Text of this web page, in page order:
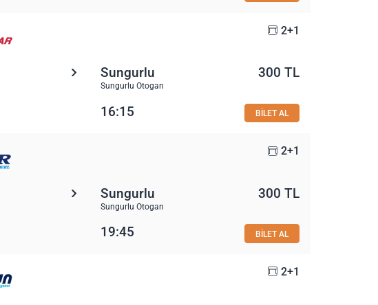
2+1
Sungurlu
Sungurlu Otogarı
300 TL
16:15 BİLET AL
2+1
Sungurlu
Sungurlu Otogarı
300 TL
19:45 BİLET AL
2+1